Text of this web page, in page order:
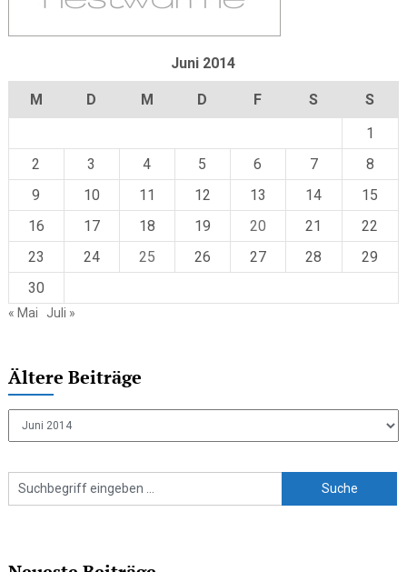
Juni 2014
M D M D F S
S
1
2
3 4 5 6 7
8
9
10 11 12 13 14
15
16
17 18 19 20 21
22
23
24 25 26 27 28
29
30
« Mai Juli »
Ältere Beiträge